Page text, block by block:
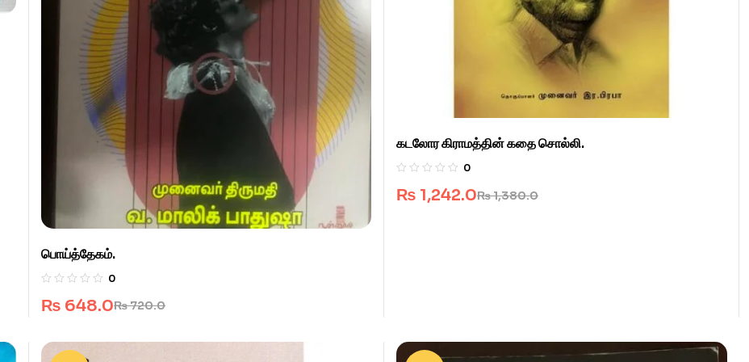
பொய்த்தேகம்.
0
₨720.0
₨ 648.0
கடலோர கிராமத்தின் கதை சொல்லி.
0
₨1,380.0
₨ 1,242.0